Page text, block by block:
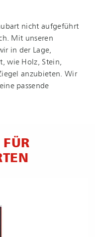
nicht aufgeführt
Mit unseren
in der Lage,
wie Holz, Stein,
anzubieten. Wir
passende